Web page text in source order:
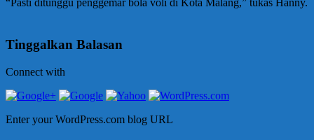
“Pasti ditunggu penggemar bola voli di Kota Malang,” tukas Hanny.
Tinggalkan Balasan
Connect with
Enter your WordPress.com blog URL